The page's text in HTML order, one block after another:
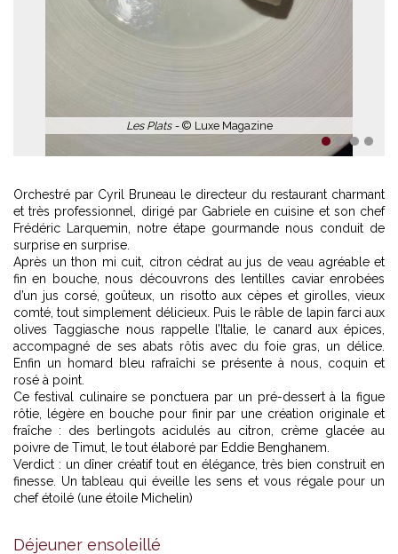
Les Plats - © Luxe Magazine
1 2 3
Orchestré par Cyril Bruneau le directeur du restaurant charmant
et très professionnel, dirigé par Gabriele en cuisine et son chef
Frédéric Larquemin, notre étape gourmande nous conduit de
surprise en surprise.
Après un thon mi cuit, citron cédrat au jus de veau agréable et
fin en bouche, nous découvrons des lentilles caviar enrobées
d’un jus corsé, goûteux, un risotto aux cèpes et girolles, vieux
comté, tout simplement délicieux. Puis le râble de lapin farci aux
olives Taggiasche nous rappelle l’Italie, le canard aux épices,
accompagné de ses abats rôtis avec du foie gras, un délice.
Enfin un homard bleu rafraîchi se présente à nous, coquin et
rosé à point.
Ce festival culinaire se ponctuera par un pré-dessert à la figue
rôtie, légère en bouche pour finir par une création originale et
fraîche : des berlingots acidulés au citron, crème glacée au
poivre de Timut, le tout élaboré par Eddie Benghanem.
Verdict : un dîner créatif tout en élégance, très bien construit en
finesse. Un tableau qui éveille les sens et vous régale pour un
chef étoilé (une étoile Michelin)
Déjeuner ensoleillé